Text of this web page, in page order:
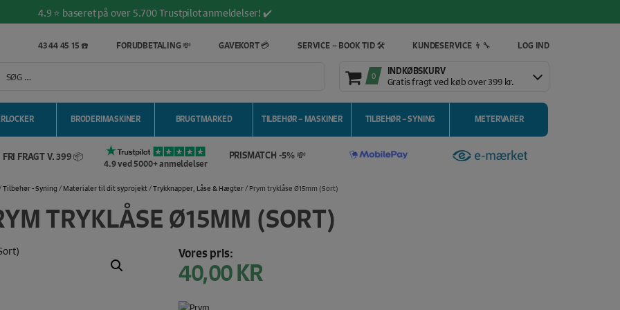
4.9 ⭐️ baseret på over 5.700 Trustpilot anmeldelser! ✔️
Gratis fragt ved køb over 399,- kr. 🚚
Salg af symaskiner siden 1967 🥇
4.9 ⭐️ baseret på over 5.700 Trustpilot anmeldelser! ✔️
FRI FRAGT V. 399 📦
4.9 ved 5000+ anmeldelser
PRISMATCH -5% 💸
43 44 45 15 ☎️ FORUDBETALING 💸 GAVEKORT 💳 SERVICE – BOOK TID 🛠️ KUNDESERVICE 👨‍🔧 LOG IND
0 INDKØBSKURV
Gratis fragt ved køb over 399 kr.
BRODERIMASKINER BRUGTMARKED TILBEHØR – MASKINER TILBEHØR – SYNING METERVARER
Tilbehør - Syning / Materialer til dit syprojekt/Trykknapper, Låse & Hægter/ Prym tryklåse Ø15mm (Sort)
TRYKLÅSE Ø15MM (SORT)
Vores pris:
40,00KR